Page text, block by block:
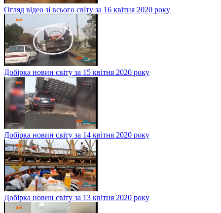
Огляд відео зі всього світу за 16 квітня 2020 року
Добірка новин світу за 15 квітня 2020 року
Добірка новин світу за 14 квітня 2020 року
Добірка новин світу за 13 квітня 2020 року